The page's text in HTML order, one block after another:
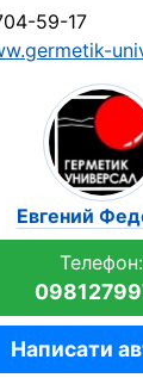
59-17
Евгений
Телефон:
Написати